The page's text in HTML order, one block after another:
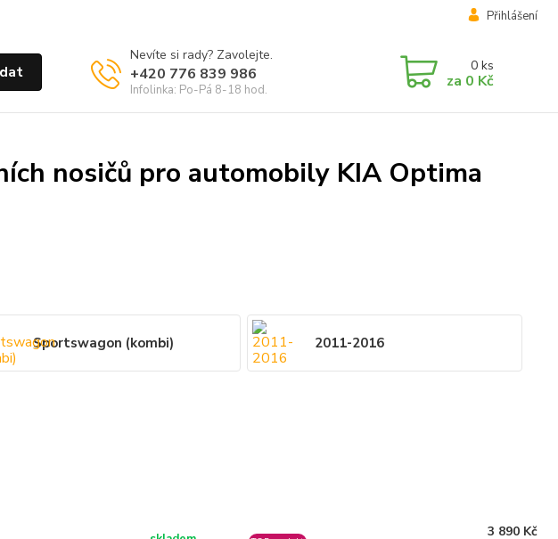
Přihlášení
Nevíte si rady? Zavolejte.
+420 776 839 986
Infolinka: Po-Pá 8-18 hod.
0 ks
za 0 Kč
nosičů pro automobily KIA Optima
Sportswagon (kombi) 2011-2016
3 890 Kč